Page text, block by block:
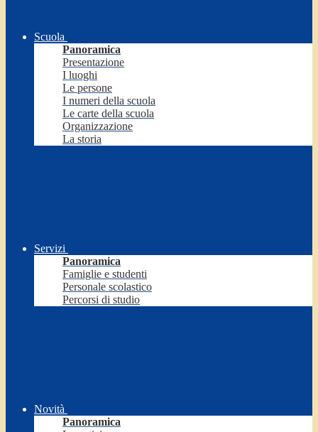
Scuola
Panoramica
Presentazione
I luoghi
Le persone
I numeri della scuola
Le carte della scuola
Organizzazione
La storia
Servizi
Panoramica
Famiglie e studenti
Personale scolastico
Percorsi di studio
Novità
Panoramica